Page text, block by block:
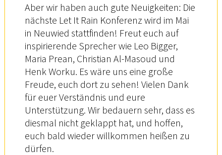
Aber wir haben auch gute Neuigkeiten: Die
nächste Let It Rain Konferenz wird im Mai
in Neuwied stattfinden! Freut euch auf
inspirierende Sprecher wie Leo Bigger,
Maria Prean, Christian Al-Masoud und
Henk Worku. Es wäre uns eine große
Freude, euch dort zu sehen! Vielen Dank
für euer Verständnis und eure
Unterstützung. Wir bedauern sehr, dass es
diesmal nicht geklappt hat, und hoffen,
euch bald wieder willkommen heißen zu
dürfen.